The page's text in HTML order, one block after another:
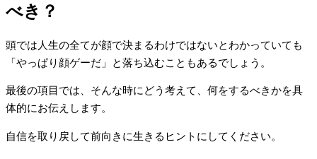
べき？
頭では人生の全てが顔で決まるわけではないとわかっていても
「やっぱり顔ゲーだ」と落ち込むこともあるでしょう。
最後の項目では、そんな時にどう考えて、何をするべきかを具
体的にお伝えします。
自信を取り戻して前向きに生きるヒントにしてください。